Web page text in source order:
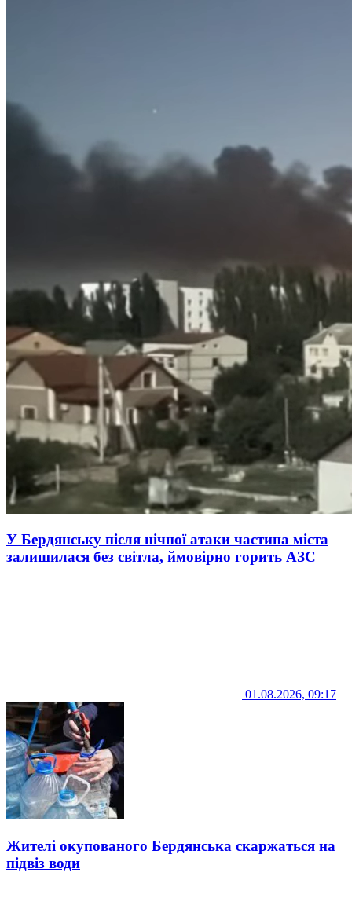
У Бердянську після нічної атаки частина міста
залишилася без світла, ймовірно горить АЗС
01.08.2026, 09:17
Жителі окупованого Бердянська скаржаться на
підвіз води